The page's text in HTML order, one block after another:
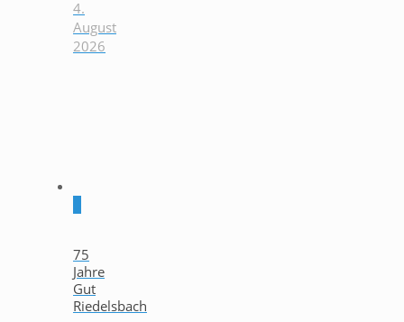
4.
August
2026
75
Jahre
Gut
Riedelsbach